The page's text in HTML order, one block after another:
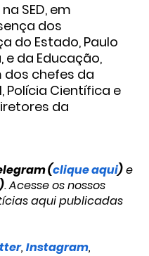
SED, em
dos
do Estado, Paulo
e da Educação,
dos chefes da
Polícia Científica e
da
(clique aqui)e
). Acesse os nossos
aqui publicadas
, Instagram,